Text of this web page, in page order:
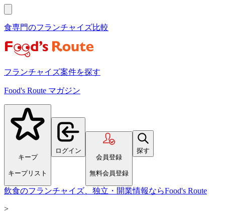
食専門のフランチャイズ比較
フランチャイズ案件を探す
Food's Route マガジン
キープ
キープリスト
ログイン
会員登録
無料会員登録
探す
飲食のフランチャイズ、独立・開業情報ならFood's Route
>